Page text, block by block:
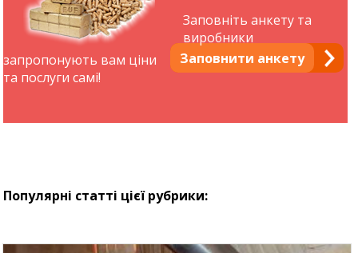
Заповнити анкету
Заповніть анкету та
виробники
запропонують вам ціни
та послуги самі!
Популярні статті цієї рубрики: